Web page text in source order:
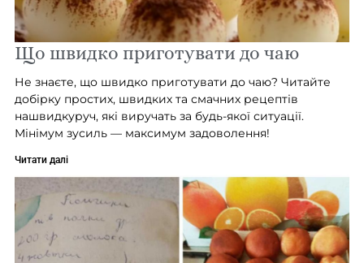
Що швидко приготувати до чаю
Не знаєте, що швидко приготувати до чаю? Читайте
добірку простих, швидких та смачних рецептів
нашвидкуруч, які виручать за будь-якої ситуації.
Мінімум зусиль — максимум задоволення!
Читати далі